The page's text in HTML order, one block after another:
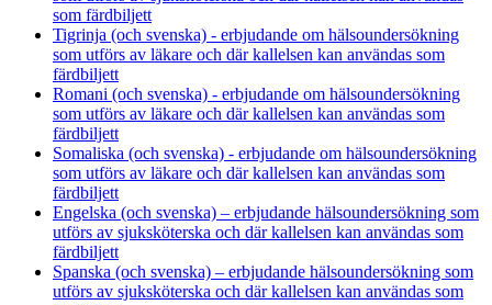
som färdbiljett
Tigrinja (och svenska) - erbjudande om hälsoundersökning
som utförs av läkare och där kallelsen kan användas som
färdbiljett
Romani (och svenska) - erbjudande om hälsoundersökning
som utförs av läkare och där kallelsen kan användas som
färdbiljett
Somaliska (och svenska) - erbjudande om hälsoundersökning
som utförs av läkare och där kallelsen kan användas som
färdbiljett
Engelska (och svenska) – erbjudande hälsoundersökning som
utförs av sjuksköterska och där kallelsen kan användas som
färdbiljett
Spanska (och svenska) – erbjudande hälsoundersökning som
utförs av sjuksköterska och där kallelsen kan användas som